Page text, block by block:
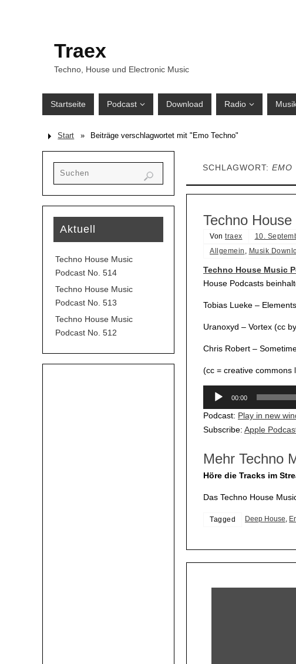
Traex
Techno, House und Electronic Music
Startseite Podcast Download Radio
Start » Beiträge verschlagwortet mit "Emo Techno"
SCHLAGWORT: EMO
Techno
Von traex
10.
Allgemein , Musik
Techno House Music
House Podcasts
Tobias Lueke –
Uranoxyd – Vortex (cc
Chris Robert –
(cc = creative commons
Audio-
00:00
Podcast: Play in new
Subscribe: Apple
Mehr Techno
Höre die Tracks im
Das Techno House
Tagged Deep House,
Aktuell
Techno House Music
Podcast No. 514
Techno House Music
Podcast No. 513
Techno House Music
Podcast No. 512